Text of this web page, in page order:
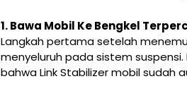
1. Bawa Mobil Ke Bengkel
Langkah pertama setelah
menyeluruh pada sistem
bahwa Link Stabilizer mobil sudah